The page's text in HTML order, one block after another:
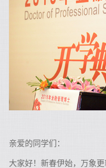
亲爱的同学们：
大家好！新春伊始，万象